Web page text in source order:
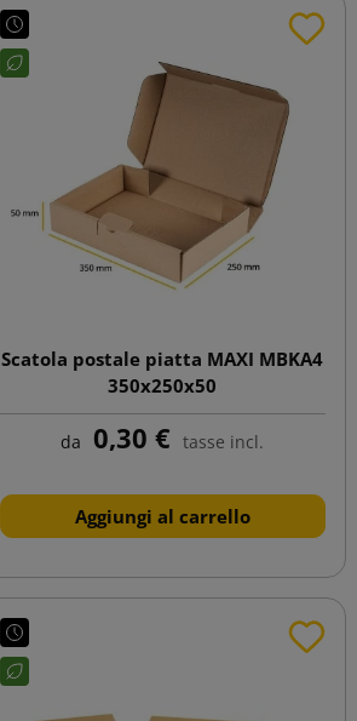
Scatola postale piatta MAXI MBKA4
350x250x50
da 0,30 € tasse incl.
Aggiungi al carrello